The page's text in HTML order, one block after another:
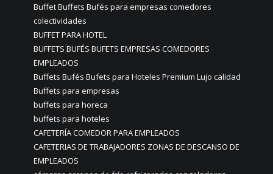
Buffet Buffets Bufés para empresas comedores
colectividades
BUFFET PARA HOTEL
BUFFETS BUFÉS BUFETS EMPRESAS COMEDORES
EMPLEADOS
Buffets Bufés Bufets para Hoteles Premium Lujo calidad
Buffets para empresas
buffets para horeca
buffets para hoteles
CAFETERÍA COMEDOR PARA EMPLEADOS
CAFETERIAS DE TRABAJADORES ZONAS DE DESCANSO DE
EMPLEADOS